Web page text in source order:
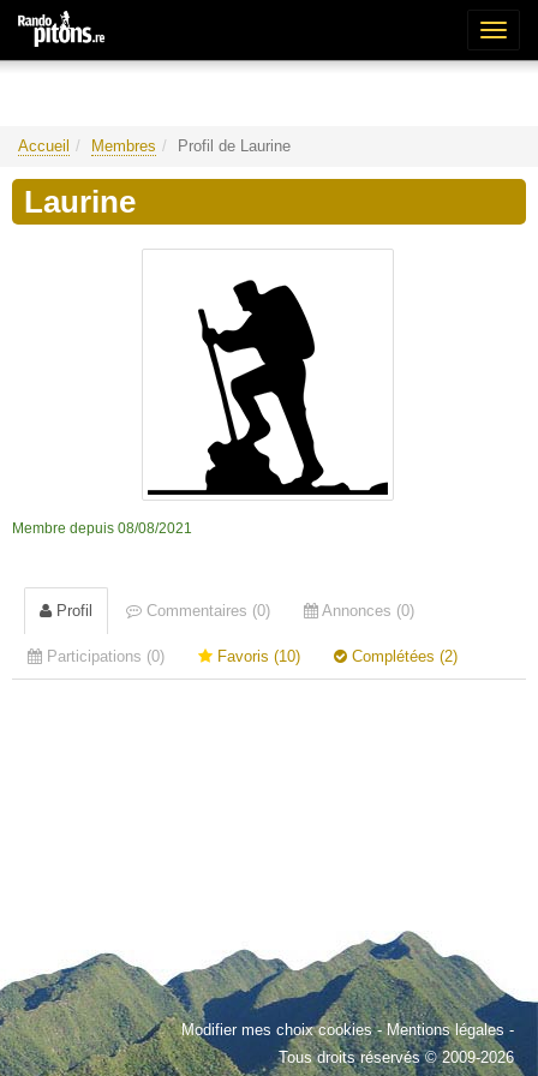
Accueil Membres Profil de Laurine
Laurine
Membre depuis 08/08/2021
Profil Commentaires (0) Annonces (0)
Participations (0) Favoris (10) Complétées (2)
Modifier mes choix cookies-Mentions légales -
Tous droits réservés © 2009-2026